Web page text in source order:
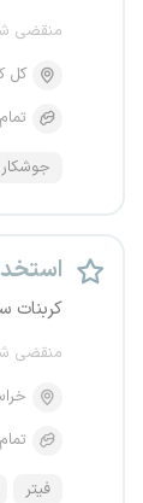
منقضی
کل
جوشکار
استخدام ۳
کربنات
منقضی
فیتر